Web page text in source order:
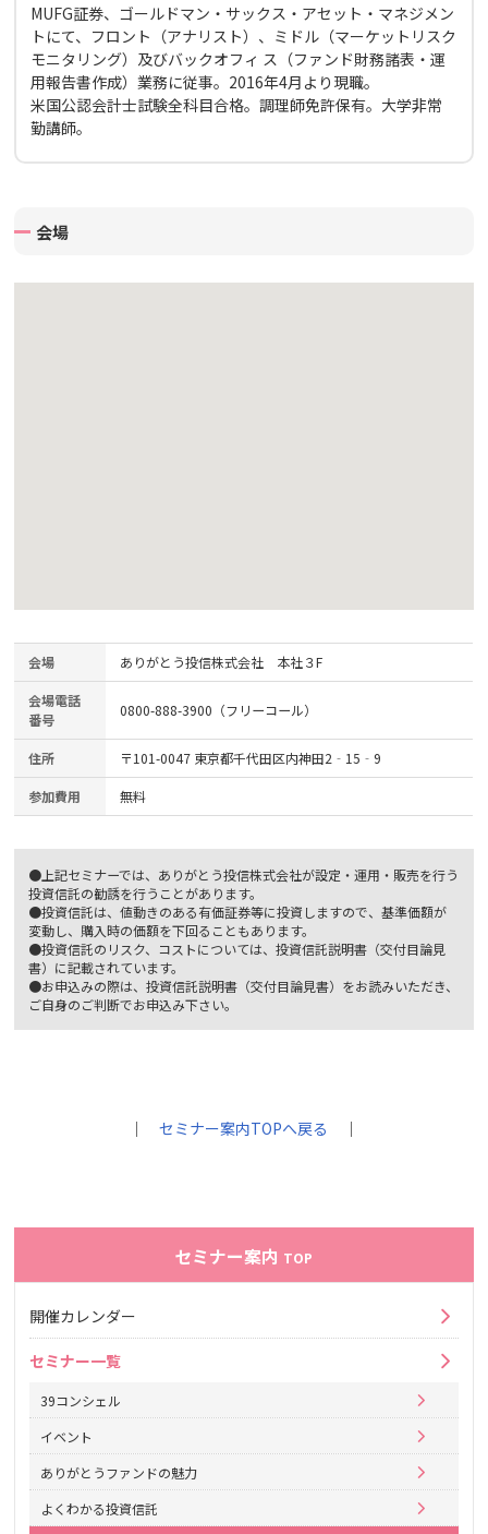
MUFG証券、ゴールドマン・サックス・アセット・マネジメン
トにて、フロント（アナリスト）、ミドル（マーケットリスク
モニタリング）及びバックオフィ ス（ファンド財務諸表・運
用報告書作成）業務に従事。2016年4月より現職。
米国公認会計士試験全科目合格。調理師免許保有。大学非常
勤講師。
会場
会場 ありがとう投信株式会社 本社３F
会場電話
番号
0800-888-3900（フリーコール）
住所 〒101-0047 東京都千代田区内神田2‐15‐9
参加費用 無料
●上記セミナーでは、ありがとう投信株式会社が設定・運用・販売を行う
投資信託の勧誘を行うことがあります。
●投資信託は、値動きのある有価証券等に投資しますので、基準価額が
変動し、購入時の価額を下回ることもあります。
●投資信託のリスク、コストについては、投資信託説明書（交付目論見
書）に記載されています。
●お申込みの際は、投資信託説明書（交付目論見書）をお読みいただき、
ご自身のご判断でお申込み下さい。
｜セミナー案内TOPへ戻る ｜
セミナー案内 TOP
開催カレンダー
セミナー一覧
39コンシェル
イベント
ありがとうファンドの魅力
よくわかる投資信託